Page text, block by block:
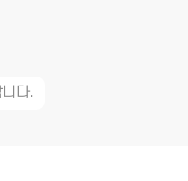
다.